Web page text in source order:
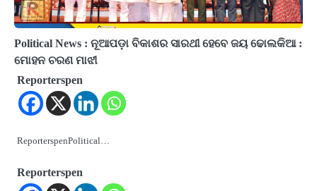
Political News : ନୂଆପଡ଼ା ବିକାଶର ସାରଥୀ ହେବେ ଜୟ ଢୋଲକିଆ :
ମୋହନ ଚରଣ ମାଝୀ
Reporterspen
ReporterspenPolitical…
Reporterspen